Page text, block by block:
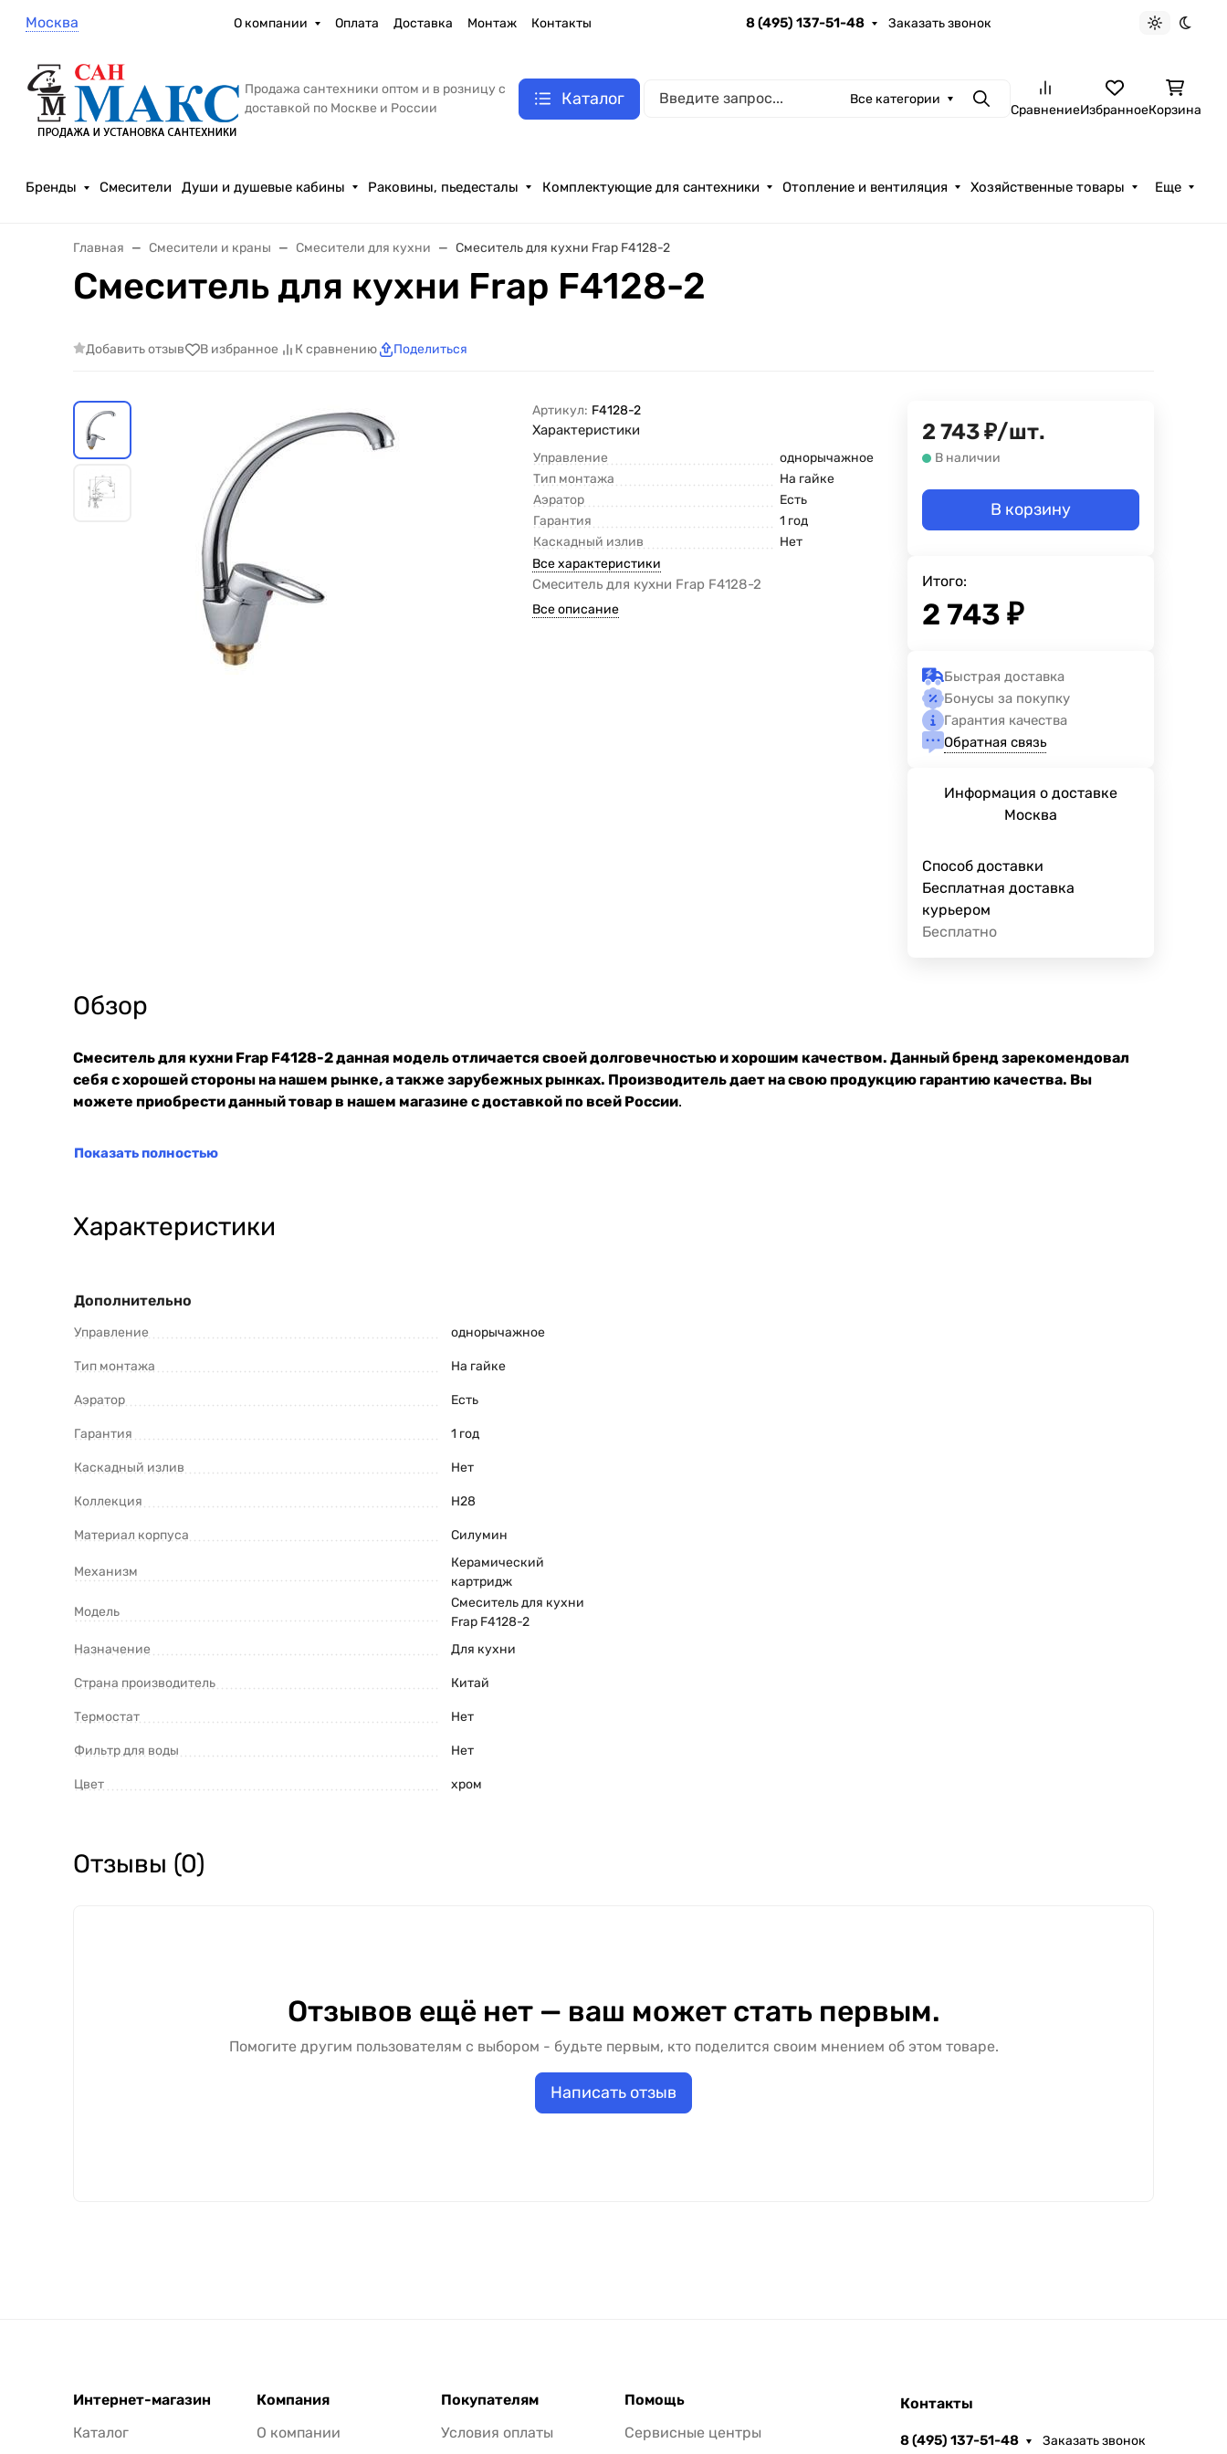
Москва О компании Оплата Доставка Монтаж Контакты 8 (495) 137-51-48 Заказать звонок
Светлая
Продажа сантехники оптом и в розницу с
доставкой по Москве и России
Каталог Все категории ПоискСравнениеИзбранноеКорзина
Бренды Смесители Души и душевые кабины Раковины, пьедесталы Комплектующие для сантехники Отопление и вентиляция Хозяйственные товары Еще
Главная Смесители и краны Смесители для кухни Смеситель для кухни Frap F4128-2
Смеситель для кухни Frap F4128-2
Добавить отзыв В избранное К сравнению Поделиться
Артикул: F4128-2
Характеристики
Управление
однорычажное
Тип монтажа
На гайке
Аэратор
Есть
Гарантия
1 год
Каскадный излив
Нет
Все характеристики
Смеситель для кухни Frap F4128-2
Все описание
2 743₽/шт.
В наличии
В корзину
Итого:
2 743 ₽
Быстрая доставка
Бонусы за покупку
Гарантия качества
Обратная связь
Информация о доставке
Москва
Способ доставки
Бесплатная доставка
курьером
Бесплатно
Обзор
Смеситель для кухни Frap F4128-2 данная модель отличается своей долговечностью и хорошим качеством. Данный бренд зарекомендовал
себя с хорошей стороны на нашем рынке, а также зарубежных рынках. Производитель дает на свою продукцию гарантию качества. Вы
можете приобрести данный товар в нашем магазине с доставкой по всей России.
Показать полностью
Характеристики
Дополнительно
Управление однорычажное
Тип монтажа На гайке
Аэратор Есть
Гарантия 1 год
Каскадный излив Нет
Коллекция H28
Материал корпуса Силумин
Механизм
Керамический
картридж
Модель
Смеситель для кухни
Frap F4128-2
Назначение
Для кухни
Страна производитель Китай
Термостат Нет
Фильтр для воды Нет
Цвет хром
Отзывы (0)
Отзывов ещё нет — ваш может стать первым.
Помогите другим пользователям с выбором - будьте первым, кто поделится своим мнением об этом товаре.
Написать отзыв
Интернет-магазин
Каталог
Компания
О компании
Покупателям
Условия оплаты
Помощь
Сервисные центры
Контакты
8 (495) 137-51-48 Заказать звонок